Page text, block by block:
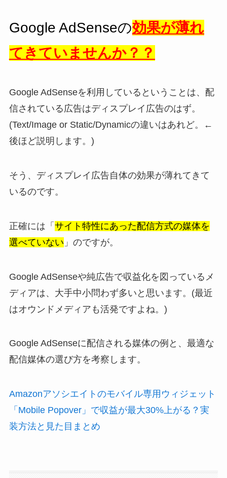
Google AdSenseの効果が薄れ
てきていませんか？？
Google AdSenseを利用しているということは、配
信されている広告はディスプレイ広告のはず。
(Text/Image or Static/Dynamicの違いはあれど。←
後ほど説明します。)
そう、ディスプレイ広告自体の効果が薄れてきて
いるのです。
正確には「 サイト特性にあった配信方式の媒体を
選べていない 」のですが。
Google AdSenseや純広告で収益化を図っているメ
ディアは、大手中小問わず多いと思います。(最近
はオウンドメディアも活発ですよね。)
Google AdSenseに配信される媒体の例と、最適な
配信媒体の選び方を考察します。
Amazonアソシエイトのモバイル専用ウィジェット
「Mobile Popover」で収益が最大30%上がる？実
装方法と見た目まとめ